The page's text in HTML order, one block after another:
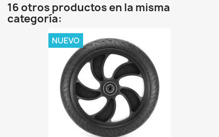
16 otros productos en la misma
categoría:
NUEVO